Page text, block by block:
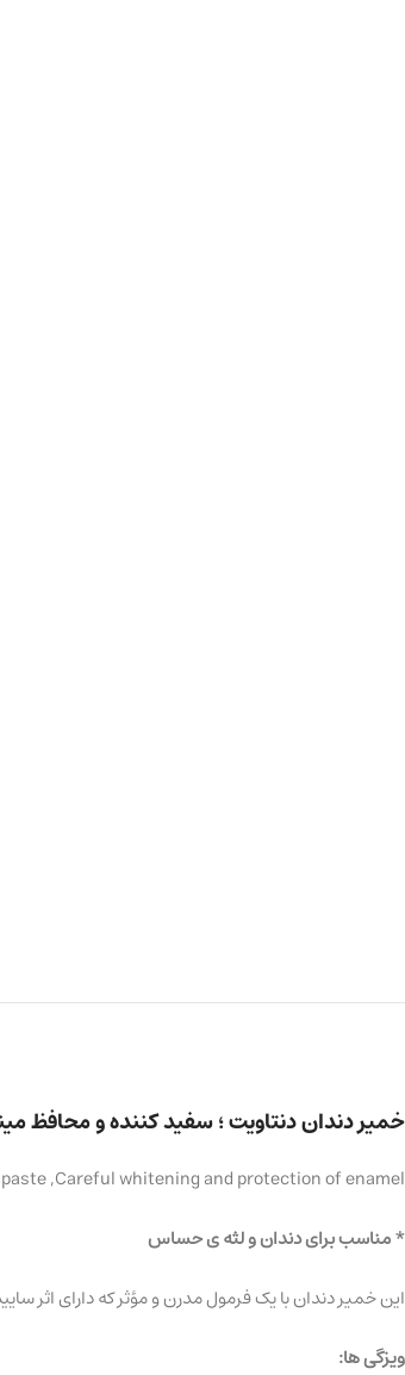
خمیر دندان دنتاویت ؛ سفید کننده و محافظ
,Careful whitening and protection of enamel
* مناسب برای دندان و لثه ی حساس
این خمیر دندان با یک فرمول مدرن و مؤثر که دارای اثر
ویزگی ها: